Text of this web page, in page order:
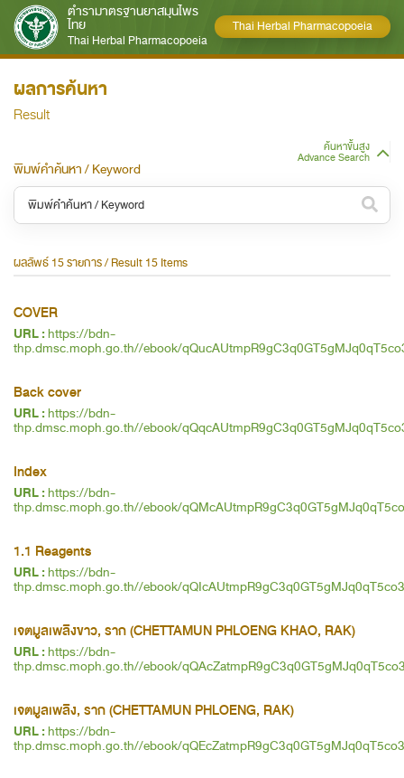
ตำรามาตรฐานยาสมุนไพร
ไทย
Thai Herbal Pharmacopoeia
Thai Herbal Pharmacopoeia
ผลการค้นหา
Result
ค้นหาขั้นสูง
Advance Search
พิมพ์คำค้นหา / Keyword
หมวดหมู่ย่อย / Subcategory
ทั้งหมด / All
ค้นหาบางส่วนของคำ / Find some words
ค้นหาโดยคำค้นเท่านั้น / Only keywords
ผลลัพธ์ 15 รายการ / Result 15 Items
COVER
URL :https://bdn-
thp.dmsc.moph.go.th//ebook/
Back cover
URL :https://bdn-
thp.dmsc.moph.go.th//ebook/
Index
URL :https://bdn-
thp.dmsc.moph.go.th//ebook/
1.1 Reagents
URL :https://bdn-
thp.dmsc.moph.go.th//ebook/
เจตมูลเพลิงขาว, ราก (CHETTAMUN PHLOENG KHAO, RAK)
URL :https://bdn-
thp.dmsc.moph.go.th//ebook/
เจตมูลเพลิง, ราก (CHETTAMUN PHLOENG, RAK)
URL :https://bdn-
thp.dmsc.moph.go.th//ebook/